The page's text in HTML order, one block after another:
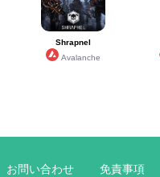
Shrapnel
Avalanche
お問い合わせ 免責事項